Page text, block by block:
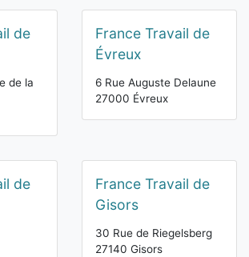
de
de la
France Travail de
Évreux
6 Rue Auguste Delaune
27000 Évreux
de
France Travail de
Gisors
30 Rue de Riegelsberg
27140 Gisors